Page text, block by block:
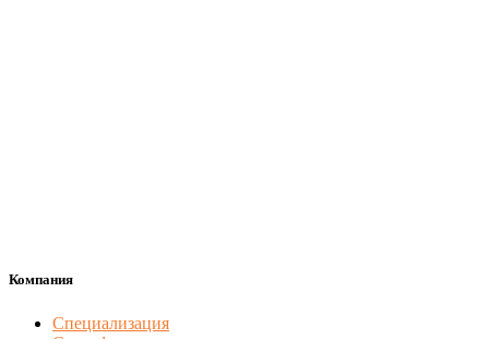
Компания
Специализация